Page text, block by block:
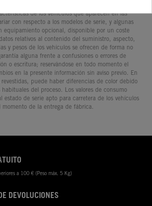
de los vehículos que aparecen en las
con respecto a los modelos de serie, y algunas
equipamiento opcional, disponible por un coste
relativos al contenido del suministro, aspecto,
y pesos de los vehículos se ofrecen de forma no
alguna frente a confusiones o errores de
o escritura; reservándose en todo momento el
en la presente información sin aviso previo. En
puede haber diferencias de color debido
habituales del proceso. Los valores de consumo
estado de serie apto para carretera de los vehículos
momento de la entrega de fábrica.
a 100 € (Peso máx. 5 Kg)
DEVOLUCIONES